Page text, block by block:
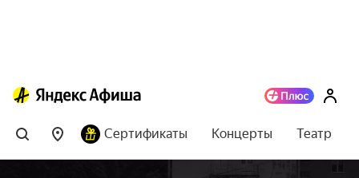
Сертификаты Концерты Театр